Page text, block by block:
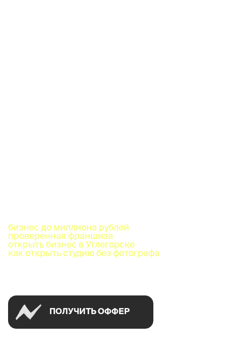
бизнес до миллиона рублей
проверенная франшиза
открыть бизнес в Углегорске
как открыть студию без фотографа
ПОЛУЧИТЬ ОФФЕР